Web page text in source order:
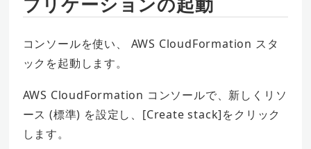
コンソールを使い、 AWS CloudFormation スタ
ックを起動します。
AWS CloudFormation コンソールで、新しくリソ
ース (標準) を設定し、[Create stack]をクリック
します。